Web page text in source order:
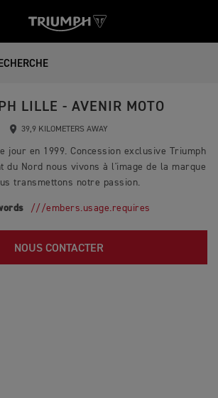
LILLE - AVENIR MOTO
39,9 KILOMETERS AWAY
jour en 1999. Concession exclusive Triumph
du Nord nous vivons à l'image de la marque
transmettons notre passion.
///embers.usage.requires
NOUS CONTACTER